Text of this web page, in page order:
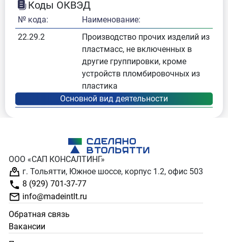
Коды ОКВЭД
№ кода:
Наименование:
22.29.2
Производство прочих изделий из
пластмасс, не включенных в
другие группировки, кроме
устройств пломбировочных из
пластика
ООО «САП КОНСАЛТИНГ»
г. Тольятти, Южное шоссе, корпус 1.2, офис 503
8 (929) 701-37-77
info@madeintlt.ru
Обратная связь
Вакансии